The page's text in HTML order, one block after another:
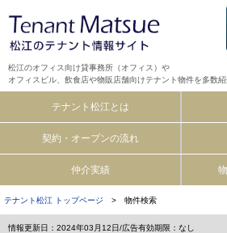
松江のオフィス向け貸事務所（オフィス）や
オフィスビル、飲食店や物販店舗向けテナント物件を多数
テナント松江とは
契約・オープンの流れ
仲介実績
テナント松江 トップページ > 物件検索
情報更新日：2024年03月12日/広告有効期限：なし